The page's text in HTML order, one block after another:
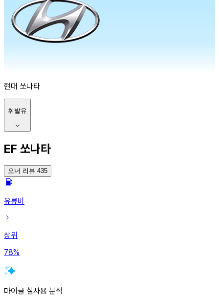
현대 쏘나타
휘발유
EF 쏘나타
오너 리뷰 435
유류비
상위
78%
마이클 실사용 분석